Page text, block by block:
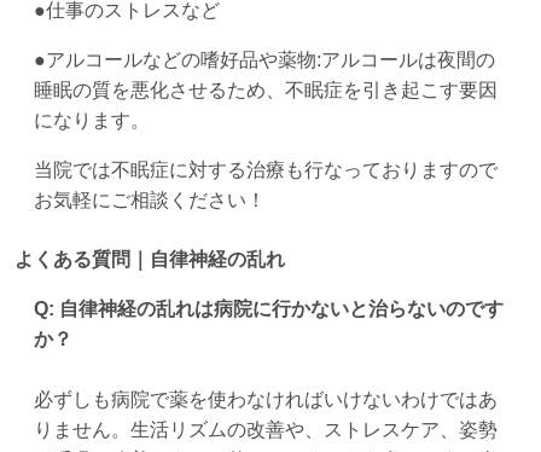
●仕事のストレスなど
●アルコールなどの嗜好品や薬物:アルコールは夜間の
睡眠の質を悪化させるため、不眠症を引き起こす要因
になります。
当院では不眠症に対する治療も行なっておりますので
お気軽にご相談ください！
よくある質問｜自律神経の乱れ
Q: 自律神経の乱れは病院に行かないと治らないのです
か？
必ずしも病院で薬を使わなければいけないわけではあ
りません。生活リズムの改善や、ストレスケア、姿勢